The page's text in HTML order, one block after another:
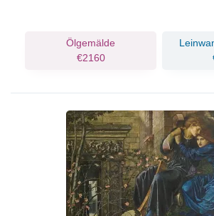
Ölgemälde
€2160